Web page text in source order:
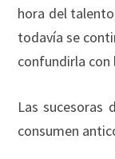
hora del
todavía se
confundirla
Las sucesoras
consumen